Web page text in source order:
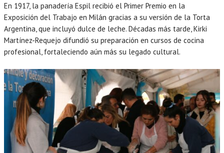
En 1917, la panadería Espil recibió el Primer Premio en la
Exposición del Trabajo en Milán gracias a su versión de la Torta
Argentina, que incluyó dulce de leche. Décadas más tarde, Kirki
Martínez-Requejo difundió su preparación en cursos de cocina
profesional, fortaleciendo aún más su legado cultural.